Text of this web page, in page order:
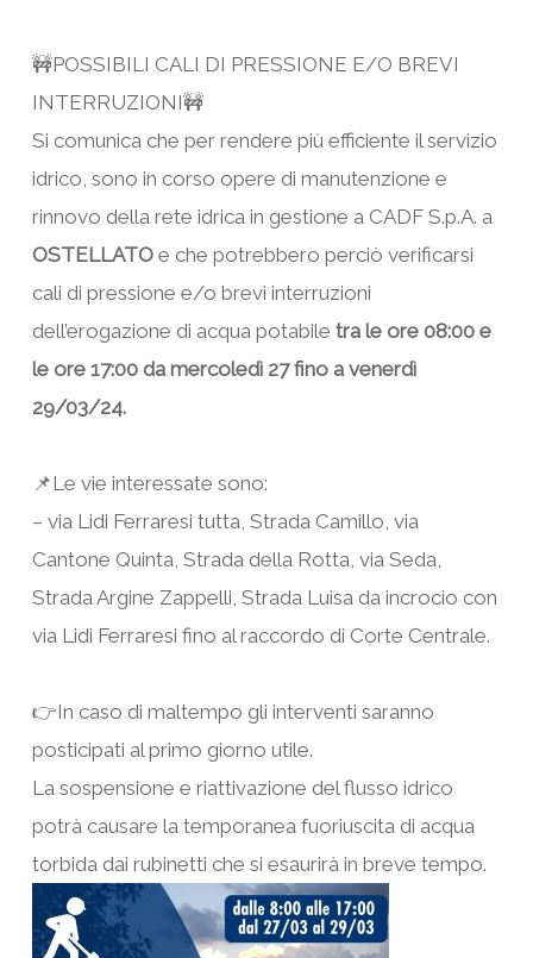
🚧POSSIBILI CALI DI PRESSIONE E/O BREVI
INTERRUZIONI🚧
Si comunica che per rendere più efficiente il servizio
idrico, sono in corso opere di manutenzione e
rinnovo della rete idrica in gestione a CADF S.p.A. a
OSTELLATOe che potrebbero perciò verificarsi
cali di pressione e/o brevi interruzioni
dell’erogazione di acqua potabile tra le ore 08:00 e
le ore 17:00 da mercoledì 27 fino a venerdì
29/03/24.
📌Le vie interessate sono:
– via Lidi Ferraresi tutta, Strada Camillo, via
Cantone Quinta, Strada della Rotta, via Seda,
Strada Argine Zappelli, Strada Luisa da incrocio con
via Lidi Ferraresi fino al raccordo di Corte Centrale.
👉In caso di maltempo gli interventi saranno
posticipati al primo giorno utile.
La sospensione e riattivazione del flusso idrico
potrà causare la temporanea fuoriuscita di acqua
torbida dai rubinetti che si esaurirà in breve tempo.